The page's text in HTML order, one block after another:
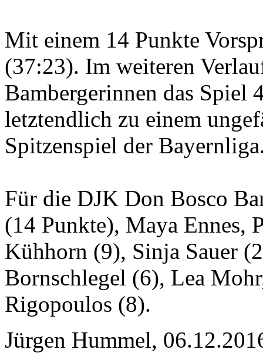
Mit einem 14 Punkte
(37:23). Im weiteren
Bambergerinnen das Spiel
letztendlich zu einem
Spitzenspiel der
Für die DJK Don Bosco
(14 Punkte), Maya Ennes,
Kühhorn (9), Sinja Sauer
Bornschlegel (6), Lea
Rigopoulos (8).
Jürgen Hummel,